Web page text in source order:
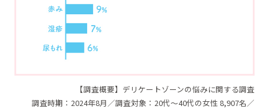
【調査概要】デリケートゾーンの悩みに関する調査
調査時期：2024年8月／調査対象：20代～40代の女性 8,907名／